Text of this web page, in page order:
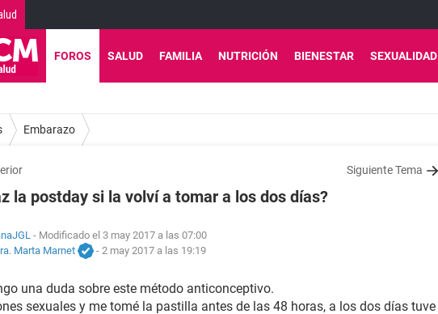
FOROS SALUD FAMILIA NUTRICIÓN BIENESTAR SEXUALIDAD
Embarazo
Siguiente Tema
la postday si la volví a tomar a los dos días?
- Modificado el 3 may 2017 a las 07:00
Marta Marnet
- 2 may 2017 a las 19:19
una duda sobre este método anticonceptivo.
sexuales y me tomé la pastilla antes de las 48 horas, a los dos días tuve